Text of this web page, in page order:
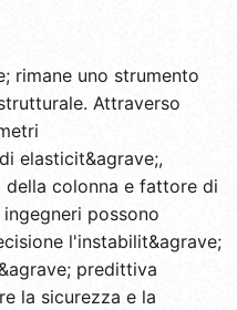
rimane uno strumento
Attraverso
elasticit&agrave;,
della colonna e fattore di
possono
l'instabilit&agrave;
predittiva
la sicurezza e la